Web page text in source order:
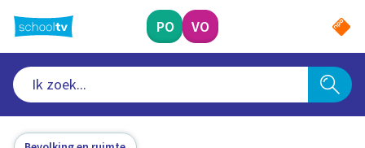
naar
hoofdinhoud
PO VO